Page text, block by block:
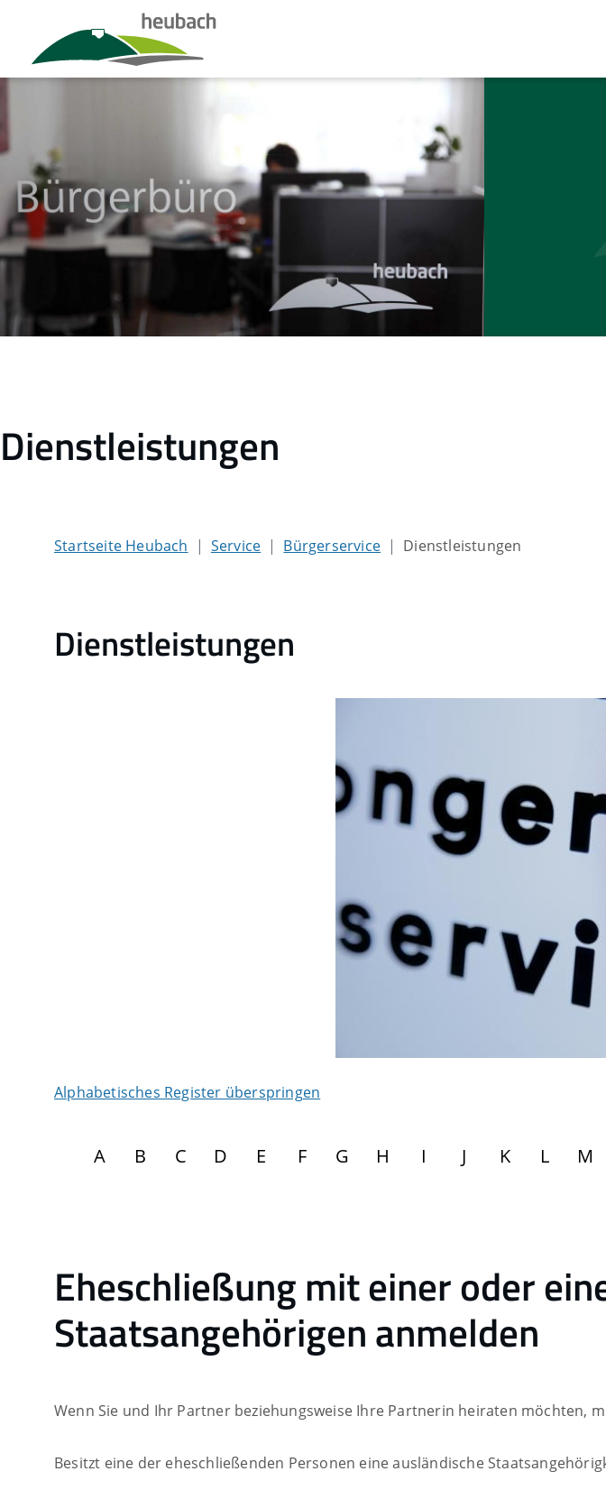
Dienstleistungen
Startseite Heubach Service Bürgerservice Dienstleistungen
Dienstleistungen
Alphabetisches Register überspringen
A B C D E F G H I J K L M
Eheschließung mit einer oder
Staatsangehörigen anmelden
Wenn Sie und Ihr Partner beziehungsweise Ihre Partnerin heiraten möchten,
Besitzt eine der eheschließenden Personen eine ausländische